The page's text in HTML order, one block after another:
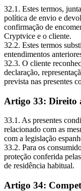
32.1. Estes termos,
política de envio e
confirmação de
Cryptvice e o cliente.
32.2. Estes termos
entendimentos
32.3. O cliente
declaração,
prevista nas presentes
Artigo 33: Direito
33.1. As presentes
relacionado com as
com a legislação
33.2. Para os
proteção conferida
de residência habitual.
Artigo 34: